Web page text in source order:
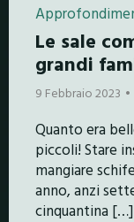
Le sale
grandi
9 Febbraio 2023
Quanto era
piccoli! Stare
mangiare
anno, anzi
cinquantina […]